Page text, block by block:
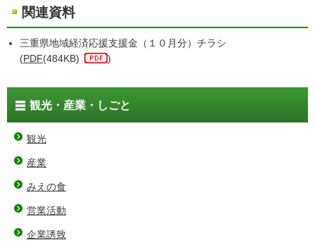
関連資料
三重県地域経済応援支援金（１０月分）チラシ
(PDF(484KB) )
観光・産業・しごと
観光
産業
みえの食
営業活動
企業誘致